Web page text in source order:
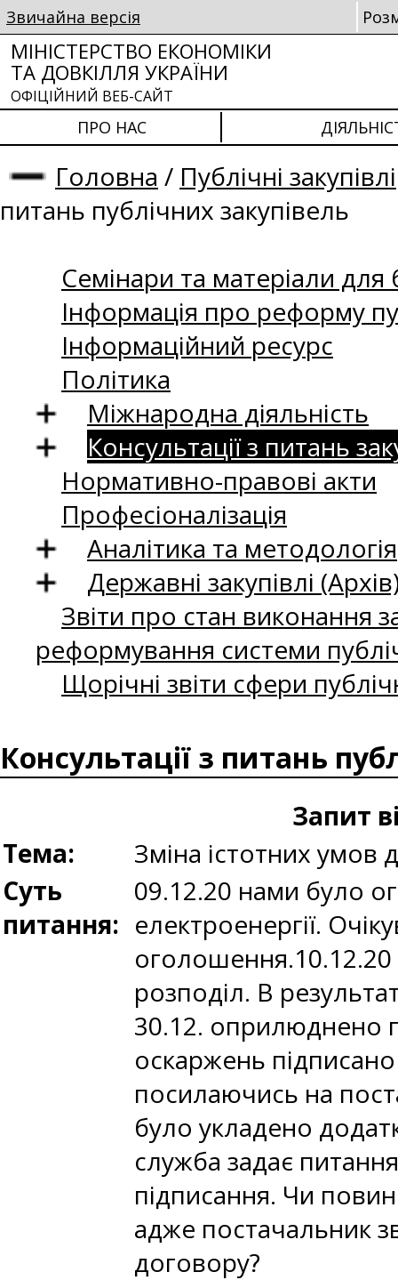
Звичайна версія
МІНІСТЕРСТВО ЕКОНОМІКИ
ТА ДОВКІЛЛЯ УКРАЇНИ
ОФІЦІЙНИЙ ВЕБ-САЙТ
ПРО НАС
Головна / Публічні закупівлі
питань публічних закупівель
Семінари та матеріали для
Інформація про реформу
Інформаційний ресурс
Політика
Міжнародна діяльність
Консультації з питань
Нормативно-правові акти
Професіоналізація
Аналітика та методологія
Державні закупівлі
Звіти про стан виконання
реформування системи
Щорічні звіти сфери
Консультації з питань
Запит
Тема:
Зміна істотних умов
Суть
питання:
09.12.20 нами було
електроенергії.
розподіл. В
30.12. оприлюднено
оскаржень
посилаючись на
було укладено
служба задає
підписання. Чи
адже постачальник
договору?